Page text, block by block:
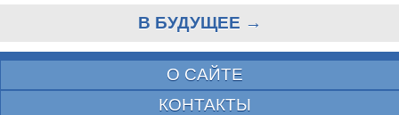
В БУДУЩЕЕ →
О САЙТЕ
КОНТАКТЫ